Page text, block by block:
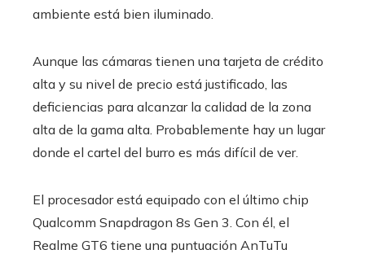
ambiente está bien iluminado.
Aunque las cámaras tienen una tarjeta de crédito
alta y su nivel de precio está justificado, las
deficiencias para alcanzar la calidad de la zona
alta de la gama alta. Probablemente hay un lugar
donde el cartel del burro es más difícil de ver.
El procesador está equipado con el último chip
Qualcomm Snapdragon 8s Gen 3. Con él, el
Realme GT6 tiene una puntuación AnTuTu